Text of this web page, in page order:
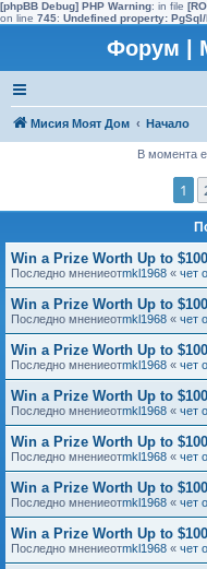
[phpBB Debug] PHP Warning: in file
on line 745: Undefined property:
Форум |
Мисия Моят Дом Начало
В момента
1
Win a Prize Worth Up to
Последно мнениеотmkl1968 « чет
Win a Prize Worth Up to
Последно мнениеотmkl1968 « чет
Win a Prize Worth Up to
Последно мнениеотmkl1968 « чет
Win a Prize Worth Up to
Последно мнениеотmkl1968 « чет
Win a Prize Worth Up to
Последно мнениеотmkl1968 « чет
Win a Prize Worth Up to
Последно мнениеотmkl1968 « чет
Win a Prize Worth Up to
Последно мнениеотmkl1968 « чет